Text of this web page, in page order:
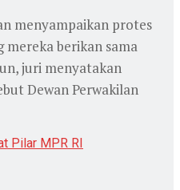
menyampaikan protes
mereka berikan sama
juri menyatakan
Dewan Perwakilan
Pilar MPR RI